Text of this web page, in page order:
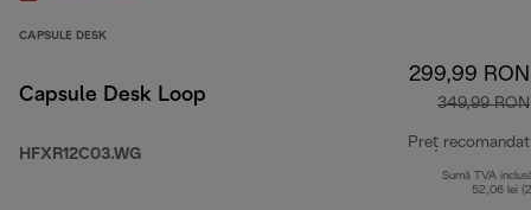
CAPSULE DESK
Capsule Desk Loop
HFXR12C03.WG
299,99 RON
349,99 RON
Preț recomandat
Sumă TVA
52,06 lei